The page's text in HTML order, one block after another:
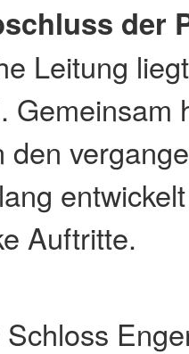
der
Leitung
Gemeinsam
den
Auftritte.